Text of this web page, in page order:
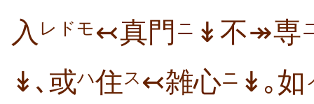
入 レドモ↢真門 ニ ↡不↠専
↡､或ハ住 ス ↢雑心ニ ↡｡如